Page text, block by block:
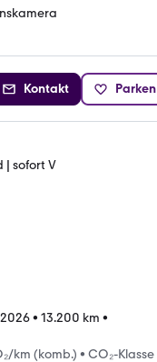
Kontakt Parken
| sofort V
• 13.200 km •
km (komb.) • CO₂-Klasse